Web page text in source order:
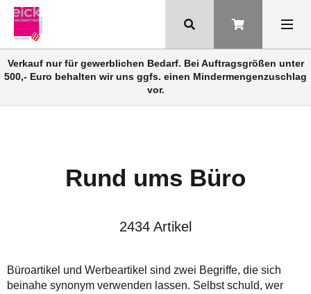
Verkauf nur für gewerblichen Bedarf. Bei Auftragsgrößen unter
500,- Euro behalten wir uns ggfs. einen Mindermengenzuschlag
vor.
Rund ums Büro
2434 Artikel
Büroartikel und Werbeartikel sind zwei Begriffe, die sich
beinahe synonym verwenden lassen. Selbst schuld, wer